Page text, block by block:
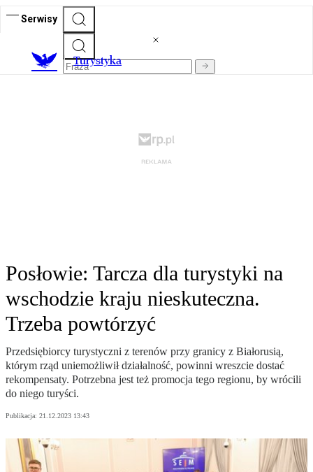
Serwisy
Turystyka
Posłowie: Tarcza dla turystyki na
wschodzie kraju nieskuteczna.
Trzeba powtórzyć
Przedsiębiorcy turystyczni z terenów przy granicy z Białorusią,
którym rząd uniemożliwił działalność, powinni wreszcie dostać
rekompensaty. Potrzebna jest też promocja tego regionu, by wrócili
do niego turyści.
Publikacja: 21.12.2023 13:43